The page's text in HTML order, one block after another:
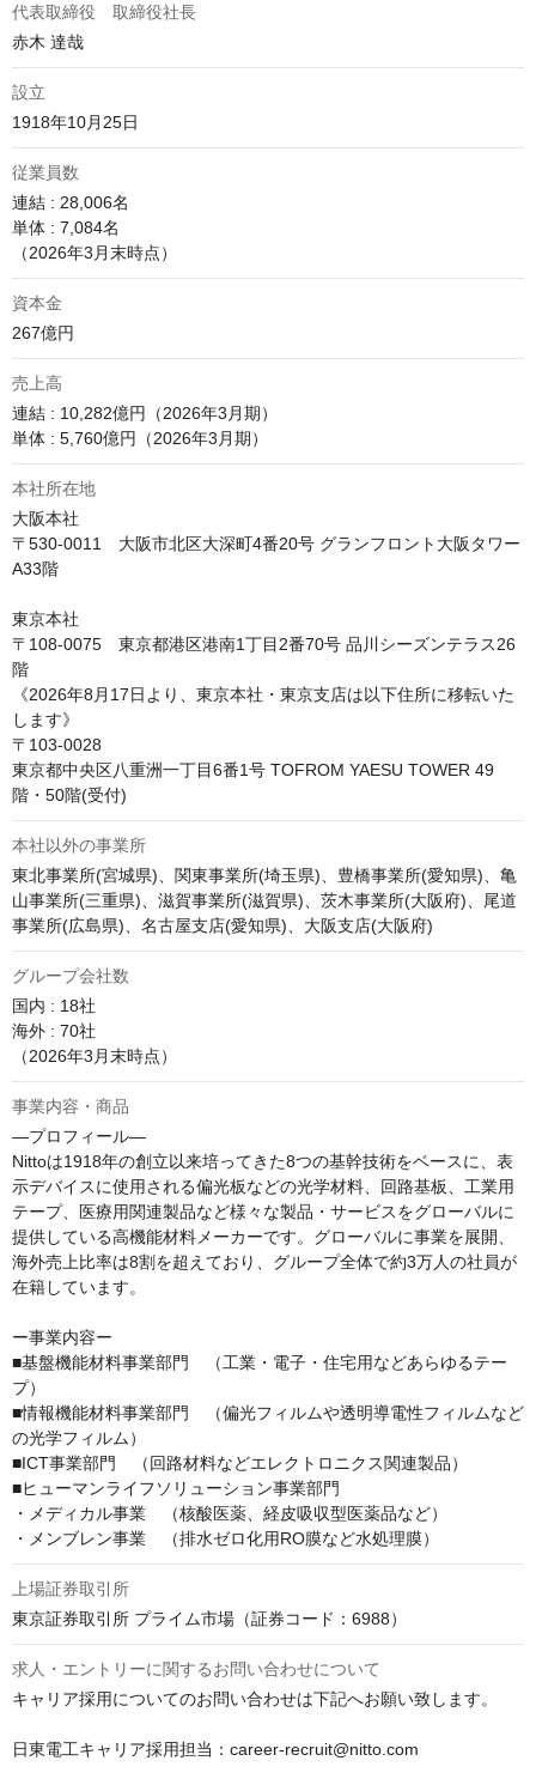
代表取締役 取締役社長
赤木 達哉
設立
1918年10月25日
従業員数
連結 : 28,006名
単体 : 7,084名
（2026年3月末時点）
資本金
267億円
売上高
連結 : 10,282億円（2026年3月期）
単体 : 5,760億円（2026年3月期）
本社所在地
大阪本社
〒530-0011　大阪市北区大深町4番20号 グランフロント大阪タワー
A33階
東京本社
〒108-0075　東京都港区港南1丁目2番70号 品川シーズンテラス26
階
《2026年8月17日より、東京本社・東京支店は以下住所に移転いた
します》
〒103-0028
東京都中央区八重洲一丁目6番1号 TOFROM YAESU TOWER 49
階・50階(受付)
本社以外の事業所
東北事業所(宮城県)、関東事業所(埼玉県)、豊橋事業所(愛知県)、亀
山事業所(三重県)、滋賀事業所(滋賀県)、茨木事業所(大阪府)、尾道
グループ会社数
国内 : 18社
海外 : 70社
（2026年3月末時点）
事業内容・商品
―プロフィール―
Nittoは1918年の創立以来培ってきた8つの基幹技術をベースに、表
示デバイスに使用される偏光板などの光学材料、回路基板、工業用
テープ、医療用関連製品など様々な製品・サービスをグローバルに
提供している高機能材料メーカーです。グローバルに事業を展開、
海外売上比率は8割を超えており、グループ全体で約3万人の社員が
在籍しています。
ー事業内容ー
■基盤機能材料事業部門　（工業・電子・住宅用などあらゆるテー
プ）
■情報機能材料事業部門　（偏光フィルムや透明導電性フィルムなど
の光学フィルム）
■ICT事業部門　（回路材料などエレクトロニクス関連製品）
■ヒューマンライフソリューション事業部門
・メディカル事業　（核酸医薬、経皮吸収型医薬品など）
・メンブレン事業　（排水ゼロ化用RO膜など水処理膜）
上場証券取引所
東京証券取引所 プライム市場（証券コード：6988）
求人・エントリーに関するお問い合わせについて
キャリア採用についてのお問い合わせは下記へお願い致します。
日東電工キャリア採用担当：career-recruit@nitto.com